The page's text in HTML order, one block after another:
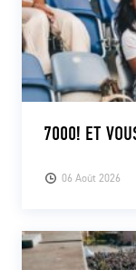
ACTUALITÉS
LS E-SHOP
PRESSE ET MEDIAS
06 Août 2026
7000! ET